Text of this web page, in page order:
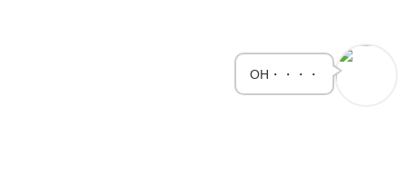
OH・・・・